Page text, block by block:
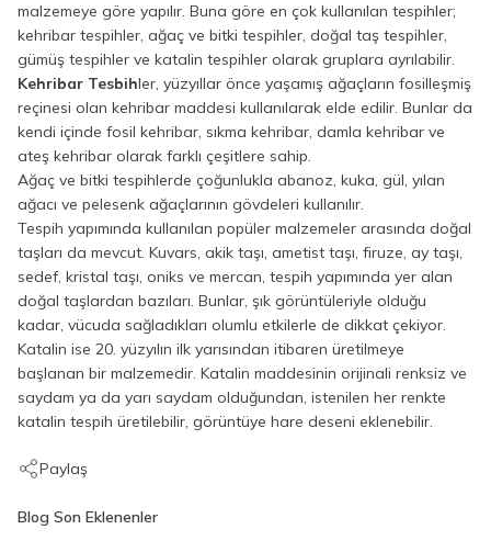
malzemeye göre yapılır. Buna göre en çok kullanılan tespihler;
kehribar tespihler, ağaç ve bitki tespihler, doğal taş tespihler,
gümüş tespihler ve katalin tespihler olarak gruplara ayrılabilir.
Kehribar Tesbihler, yüzyıllar önce yaşamış ağaçların fosilleşmiş
reçinesi olan kehribar maddesi kullanılarak elde edilir. Bunlar da
kendi içinde fosil kehribar, sıkma kehribar, damla kehribar ve
ateş kehribar olarak farklı çeşitlere sahip.
Ağaç ve bitki tespihlerde çoğunlukla abanoz, kuka, gül, yılan
ağacı ve pelesenk ağaçlarının gövdeleri kullanılır.
Tespih yapımında kullanılan popüler malzemeler arasında doğal
taşları da mevcut. Kuvars, akik taşı, ametist taşı, firuze, ay taşı,
sedef, kristal taşı, oniks ve mercan, tespih yapımında yer alan
doğal taşlardan bazıları. Bunlar, şık görüntüleriyle olduğu
kadar, vücuda sağladıkları olumlu etkilerle de dikkat çekiyor.
Katalin ise 20. yüzyılın ilk yarısından itibaren üretilmeye
başlanan bir malzemedir. Katalin maddesinin orijinali renksiz ve
saydam ya da yarı saydam olduğundan, istenilen her renkte
katalin tespih üretilebilir, görüntüye hare deseni eklenebilir.
Paylaş
Blog Son Eklenenler